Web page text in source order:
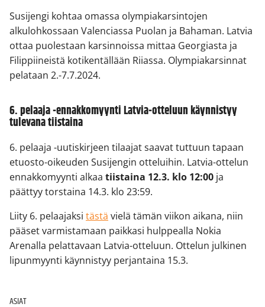
Susijengi kohtaa omassa olympiakarsintojen
alkulohkossaan Valenciassa Puolan ja Bahaman. Latvia
ottaa puolestaan karsinnoissa mittaa Georgiasta ja
Filippiineistä kotikentällään Riiassa. Olympiakarsinnat
pelataan 2.-7.7.2024.
6. pelaaja -ennakkomyynti Latvia-otteluun käynnistyy
tulevana tiistaina
6. pelaaja -uutiskirjeen tilaajat saavat tuttuun tapaan
etuosto-oikeuden Susijengin otteluihin. Latvia-ottelun
ennakkomyynti alkaa tiistaina 12.3. klo 12:00 ja
päättyy torstaina 14.3. klo 23:59.
Liity 6. pelaajaksi tästä vielä tämän viikon aikana, niin
pääset varmistamaan paikkasi hulppealla Nokia
Arenalla pelattavaan Latvia-otteluun. Ottelun julkinen
lipunmyynti käynnistyy perjantaina 15.3.
ASIAT